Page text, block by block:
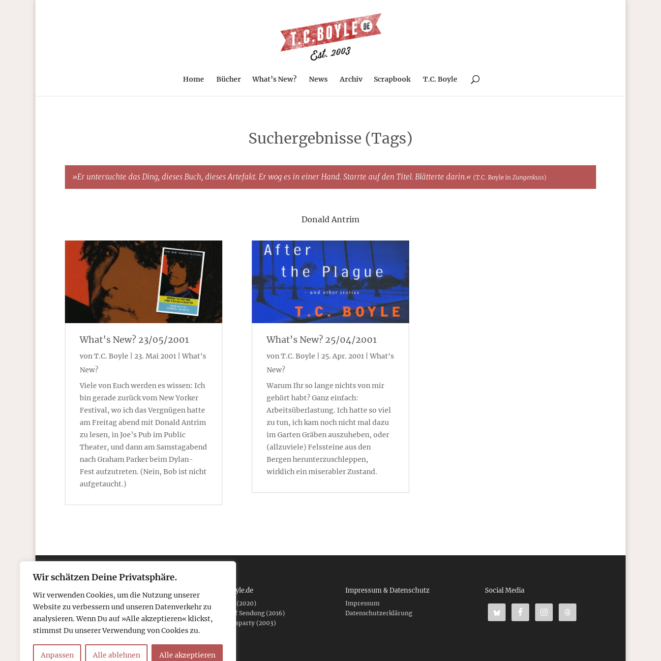
Wir schätzen Deine Privatsphäre.
Wir verwenden Cookies, um die Nutzung unserer
Website zu verbessern und unseren Datenverkehr zu
analysieren. Wenn Du auf »Alle akzeptieren« klickst,
stimmst Du unserer Verwendung von Cookies zu.
Anpassen Alle ablehnen Alle akzeptieren
Home Bücher What’s New? News Archiv Scrapbook T.C. Boyle
Suchergebnisse (Tags)
»Er untersuchte das Ding, dieses Buch, dieses Artefakt. Er wog es in einer Hand. Starrte auf den Titel. Blätterte darin.« (T.C. Boyle in Zungenkuss)
Donald Antrim
What’s New? 23/05/2001
vonT.C. Boyle 23. Mai 2001 |What's
New?
Viele von Euch werden es wissen: Ich
bin gerade zurück vom New Yorker
Festival, wo ich das Vergnügen hatte
am Freitag abend mit Donald Antrim
zu lesen, in Joe’s Pub im Public
Theater, und dann am Samstagabend
nach Graham Parker beim Dylan-
Fest aufzutreten. (Nein, Bob ist nicht
aufgetaucht.)
What’s New? 25/04/2001
vonT.C. Boyle 25. Apr. 2001|What's
New?
Warum Ihr so lange nichts von mir
gehört habt? Ganz einfach:
Arbeitsüberlastung. Ich hatte so viel
zu tun, ich kam noch nicht mal dazu
im Garten Gräben auszuheben, oder
(allzuviele) Felssteine aus den
Bergen herunterzuschleppen,
wirklich ein miserabler Zustand.
Kontakt
Telefon: 05306 912 418
Über tcboyle.de
Refreshed (2020)
Wieder auf Sendung (2016)
Eröffnungsparty (2003)
Impressum & Datenschutz
Impressum
Datenschutzerklärung
Social Media